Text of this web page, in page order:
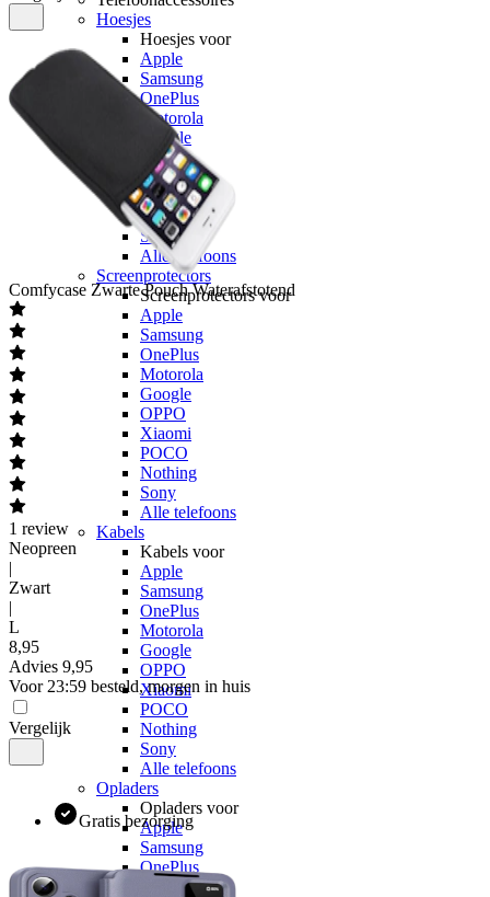
Hoesjes
Hoesjes voor
Apple
Samsung
OnePlus
Motorola
Google
OPPO
Xiaomi
POCO
Nothing
Sony
Alle telefoons
Screenprotectors
Screenprotectors voor
Apple
Samsung
OnePlus
Motorola
Google
OPPO
Xiaomi
POCO
Nothing
Sony
Alle telefoons
Kabels
Kabels voor
Apple
Samsung
OnePlus
Motorola
Google
OPPO
Xiaomi
POCO
Nothing
Sony
Alle telefoons
Opladers
Opladers voor
Apple
Samsung
OnePlus
Motorola
Comfycase Zwarte Pouch Waterafstotend
1 review
Neopreen
|
Zwart
|
L
8,95
Advies 9,95
Voor 23:59 besteld, morgen in huis
Vergelijk
Gratis bezorging